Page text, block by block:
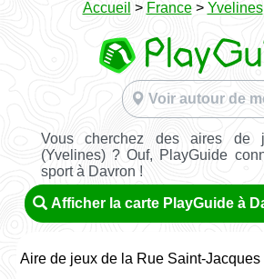
Accueil > France> Yvelines
Voir autour de
Vous cherchez des aires de
(Yvelines) ? Ouf, PlayGuide
sport à Davron !
Afficher la carte PlayGuide à
Aire de jeux de la Rue Saint-Jacques